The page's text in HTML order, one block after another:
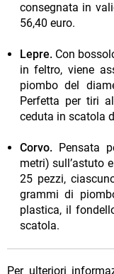
consegnata in
56,40 euro.
Lepre. Con
in feltro, viene
piombo del
Perfetta per tiri
ceduta in scatola
Corvo. Pensata
metri) sull’astuto
25 pezzi,
grammi di
plastica, il
scatola.
Per ulteriori